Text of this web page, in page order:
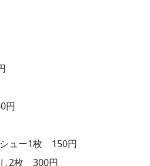
円
シュー1枚 150円
し2枚 300円